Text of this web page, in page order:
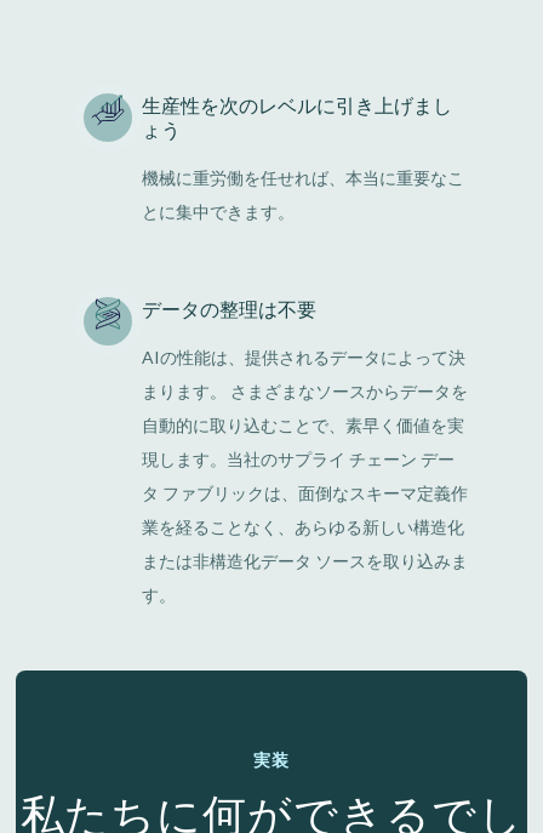
生産性を次のレベルに引き上げまし
ょう
機械に重労働を任せれば、本当に重要なこ
とに集中できます。
データの整理は不要
AIの性能は、提供されるデータによって決
まります。 さまざまなソースからデータを
自動的に取り込むことで、素早く価値を実
現します。当社のサプライ チェーン デー
タ ファブリックは、面倒なスキーマ定義作
業を経ることなく、あらゆる新しい構造化
または非構造化データ ソースを取り込みま
す。
実装
私たちに何ができるでし